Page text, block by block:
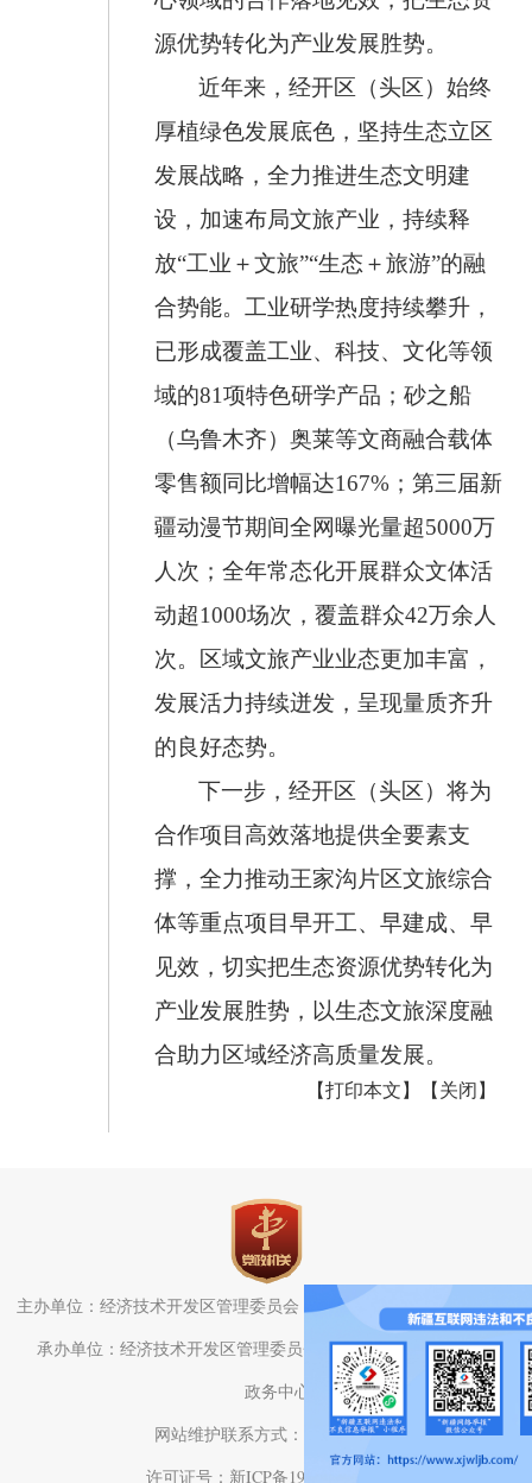
源优势转化为产业发展胜势。
近年来，经开区（头区）始终
厚植绿色发展底色，坚持生态立区
发展战略，全力推进生态文明建
设，加速布局文旅产业，持续释
放“工业＋文旅”“生态＋旅游”的融
合势能。工业研学热度持续攀升，
已形成覆盖工业、科技、文化等领
域的81项特色研学产品；砂之船
（乌鲁木齐）奥莱等文商融合载体
零售额同比增幅达167% ；第三届新
疆动漫节期间全网曝光量超5000万
人次；全年常态化开展群众文体活
动超1000场次，覆盖群众42万余人
次。区域文旅产业业态更加丰富，
发展活力持续迸发，呈现量质齐升
的良好态势。
下一步，经开区（头区）将为
合作项目高效落地提供全要素支
撑，全力推动王家沟片区文旅综合
体等重点项目早开工、早建成、早
见效，切实把生态资源优势转化为
产业发展胜势，以生态文旅深度融
合助力区域经济高质量发展。
【打印本文】
【关闭】
主办单位：经济技术开发区管理委员会（头屯河区人民政府）办公室
承办单位：经济技术开发区管理委员会（头屯河区人民政府）电子
政务中心
网站维护联系方式：0991-3782709
许可证号：新ICP备19001575号-1